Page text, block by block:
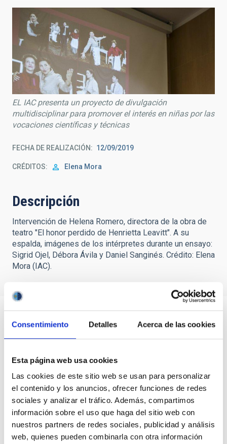
Consentimiento Detalles Acerca de las cookies
Esta página web usa cookies
Las cookies de este sitio web se usan para personalizar
el contenido y los anuncios, ofrecer funciones de redes
sociales y analizar el tráfico. Además, compartimos
información sobre el uso que haga del sitio web con
nuestros partners de redes sociales, publicidad y análisis
web, quienes pueden combinarla con otra información
EL IAC presenta un proyecto de divulgación
multidisciplinar para promover el interés en niñas por las
vocaciones científicas y técnicas
FECHA DE REALIZACIÓN 12/09/2019
CRÉDITOS Elena Mora
Descripción
Intervención de Helena Romero, directora de la obra de
teatro "El honor perdido de Henrietta Leavitt". A su
espalda, imágenes de los intérpretes durante un ensayo:
Sigrid Ojel, Débora Ávila y Daniel Sanginés. Crédito: Elena
Mora (IAC).